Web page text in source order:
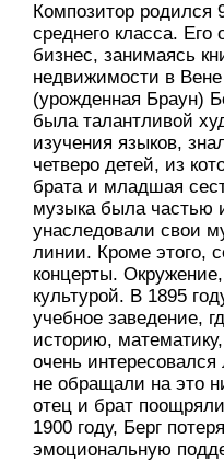
Композитор родился
среднего класса.
бизнес, занимаясь
недвижимости в
(урожденная Браун)
была талантливой
изучения языков,
четверо детей, из
брата и младшая
музыка была частью
унаследовали свои
линии. Кроме этого,
концерты.
культурой. В 1895
учебное заведение,
историю,
очень
не обращали на это
отец и брат
1900 году, Берг
эмоциональную